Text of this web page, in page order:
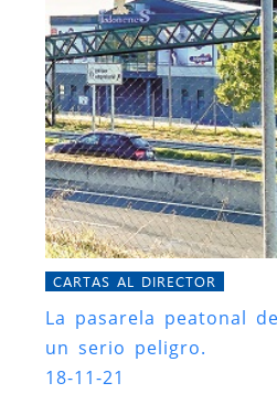
CARTAS AL DIRECTOR
La pasarela peatonal
un serio peligro.
18-11-21